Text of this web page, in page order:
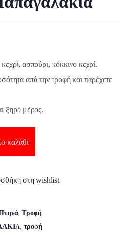
ασπούρι, κόκκινο κεχρί.
από την τροφή και παρέχετε
ξηρό μέρος.
καλάθι
στη wishlist
, Τροφή
, τροφή